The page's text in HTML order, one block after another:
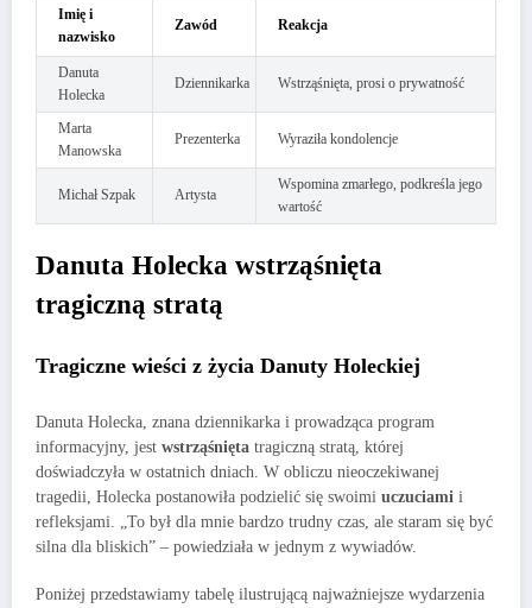
Imię i
nazwisko
Zawód Reakcja
Danuta
Holecka
Dziennikarka Wstrząśnięta, prosi o prywatność
Marta
Manowska
Prezenterka Wyraziła kondolencje
Michał Szpak Artysta
Wspomina zmarłego, podkreśla jego
wartość
Danuta Holecka wstrząśnięta
tragiczną stratą
Tragiczne wieści z życia Danuty Holeckiej
Danuta Holecka, znana dziennikarka i prowadząca program
informacyjny, jest wstrząśnięta tragiczną stratą, której
doświadczyła w ostatnich dniach. W obliczu nieoczekiwanej
tragedii, Holecka postanowiła podzielić się swoimi uczuciami i
refleksjami. „To był dla mnie bardzo trudny czas, ale staram się być
silna dla bliskich” – powiedziała w jednym z wywiadów.
Poniżej przedstawiamy tabelę ilustrującą najważniejsze wydarzenia